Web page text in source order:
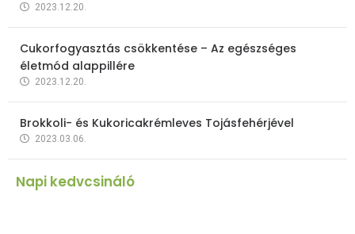
2023.12.20.
Cukorfogyasztás csökkentése – Az egészséges
életmód alappillére
2023.12.20.
Brokkoli- és Kukoricakrémleves Tojásfehérjével
2023.03.06.
Napi kedvcsináló